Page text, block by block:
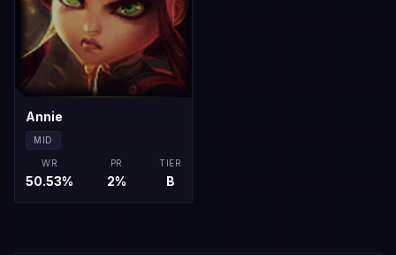
Annie
MID
WR
50.53%
PR
2%
TIER
B